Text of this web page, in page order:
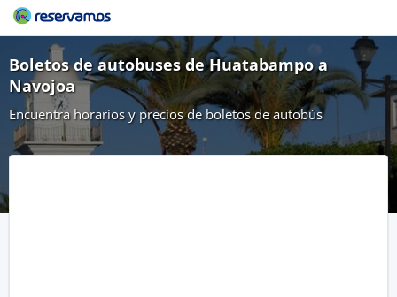
Boletos de autobuses de Huatabampo a
Navojoa
Encuentra horarios y precios de boletos de autobús